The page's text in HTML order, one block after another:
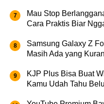
Mau Stop
Cara Praktis Biar
Samsung Galaxy Z
Masih Ada yang
KJP Plus Bisa Buat
Kamu Udah Tahu